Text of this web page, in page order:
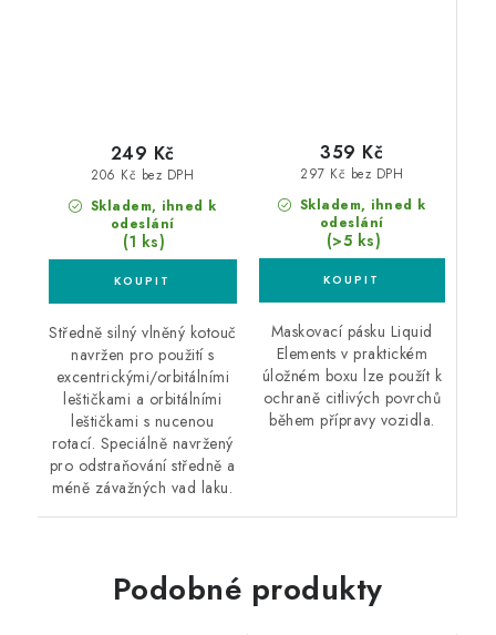
Skladem, ihned k
odeslání
(1 ks)
206 Kč bez DPH
249 Kč
Středně silný vlněný kotouč
navržen pro použití s
excentrickými/orbitálními
leštičkami a orbitálními
leštičkami s nucenou
rotací. Speciálně navržený
pro odstraňování středně a
méně závažných vad laku.
Skladem, ihned k
odeslání
(>5 ks)
297 Kč bez DPH
359 Kč
Maskovací pásku Liquid
Elements v praktickém
úložném boxu lze použít k
ochraně citlivých povrchů
během přípravy vozidla.
Podobné produkty